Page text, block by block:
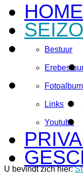
HOME
Bestuur
Fotoalbum
Links
Youtube
U bevindt zich hier: